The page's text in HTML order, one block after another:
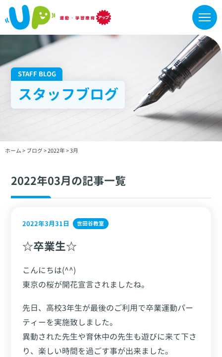
STAFF BLOG
スタッフブログ
ホーム > ブログ>2022年>3月
2022年03月の記事一覧
2022年3月31日 世田谷教室
☆卒業生☆
こんにちは(^^)
東京の桜が開花宣言されましたね。
先日、高校3年生が最後のご利用で卒業運動パー
ティーを実施致しました。
異動された先生や育休中の先生も遊びに来て下さ
り、楽しい時間を過ごす事が出来ました。